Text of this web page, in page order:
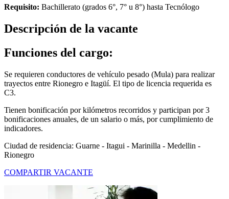
Requisito: Bachillerato (grados 6°, 7° u 8°) hasta Tecnólogo
Descripción de la vacante
Funciones del cargo:
Se requieren conductores de vehículo pesado (Mula) para realizar
trayectos entre Rionegro e Itagüí. El tipo de licencia requerida es
C3.
Tienen bonificación por kilómetros recorridos y participan por 3
bonificaciones anuales, de un salario o más, por cumplimiento de
indicadores.
Ciudad de residencia: Guarne - Itagui - Marinilla - Medellin -
Rionegro
COMPARTIR VACANTE